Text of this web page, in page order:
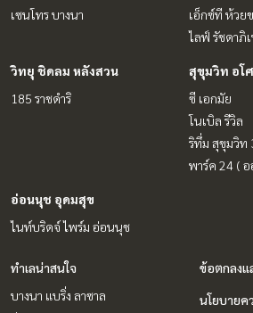
เซนโทร บางนา
เอ็กซ์ที ห้วย
ไลฟ์ รัชดาภิ
วิทยุ ชิดลม หลังสวน
185 ราชดำริ
สุขุมวิท อโ
ซี เอกมัย
โนเบิล รีวิล
ริทึ่ม สุขุมวิท
พาร์ค 24 (
อ่อนนุช อุดมสุข
ไนท์บริดจ์ ไพร์ม อ่อนนุช
ทำเลน่าสนใจ
บางนา แบริ่ง ลาซาล
ข้อตกลงแ
นโยบายค